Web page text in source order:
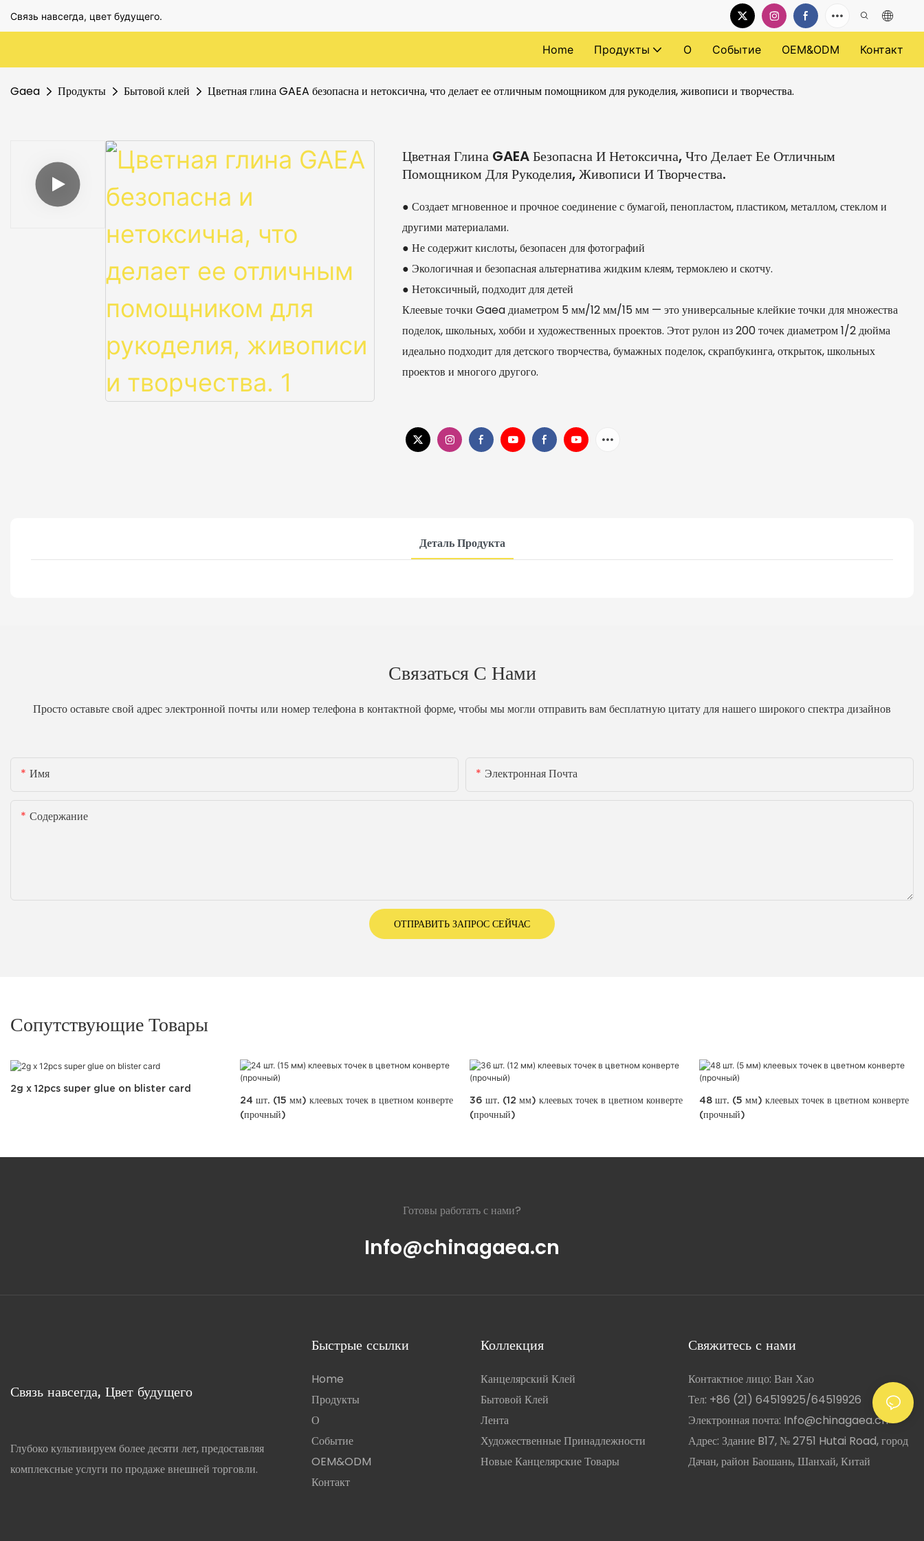
Связь навсегда, цвет будущего.
Home Продукты О Событие OEM&ODM Контакт
Gaea Продукты Бытовой клей Цветная глина GAEA безопасна и нетоксична, что делает ее отличным помощником для рукоделия, живописи и творчества.
Цветная Глина GAEA Безопасна И Нетоксична, Что Делает Ее Отличным
Помощником Для Рукоделия, Живописи И Творчества.
● Создает мгновенное и прочное соединение с бумагой, пенопластом, пластиком, металлом, стеклом и
другими материалами.
● Не содержит кислоты, безопасен для фотографий
● Экологичная и безопасная альтернатива жидким клеям, термоклею и скотчу.
● Нетоксичный, подходит для детей
Клеевые точки Gaea диаметром 5 мм/12 мм/15 мм — это универсальные клейкие точки для множества
поделок, школьных, хобби и художественных проектов. Этот рулон из 200 точек диаметром 1/2 дюйма
идеально подходит для детского творчества, бумажных поделок, скрапбукинга, открыток, школьных
проектов и многого другого.
Деталь Продукта
Связаться С Нами
Просто оставьте свой адрес электронной почты или номер телефона в контактной форме, чтобы мы могли отправить вам бесплатную цитату для нашего широкого спектра дизайнов
Имя Электронная Почта
Содержание
ОТПРАВИТЬ ЗАПРОС СЕЙЧАС
Сопутствующие Товары
2g x 12pcs super glue on blister card
24 шт. (15 мм) клеевых точек в цветном конверте
(прочный)
36 шт. (12 мм) клеевых точек в цветном конверте
(прочный)
48 шт. (5 мм) клеевых точек в цветном конверте
(прочный)
Готовы работать с нами?
Info@chinagaea.cn
Глубоко культивируем более десяти лет, предоставляя
комплексные услуги по продаже внешней торговли.
Быстрые ссылки
Home
Продукты
О
Событие
OEM&ODM
Контакт
Коллекция
Канцелярский Клей
Бытовой Клей
Лента
Художественные Принадлежности
Новые Канцелярские Товары
Свяжитесь с нами
Контактное лицо: Ван Хао
Тел: +86 (21) 64519925/64519926
Электронная почта: Info@chinagaea.cn
Адрес: Здание B17, № 2751 Hutai Road, город
Дачан, район Баошань, Шанхай, Китай